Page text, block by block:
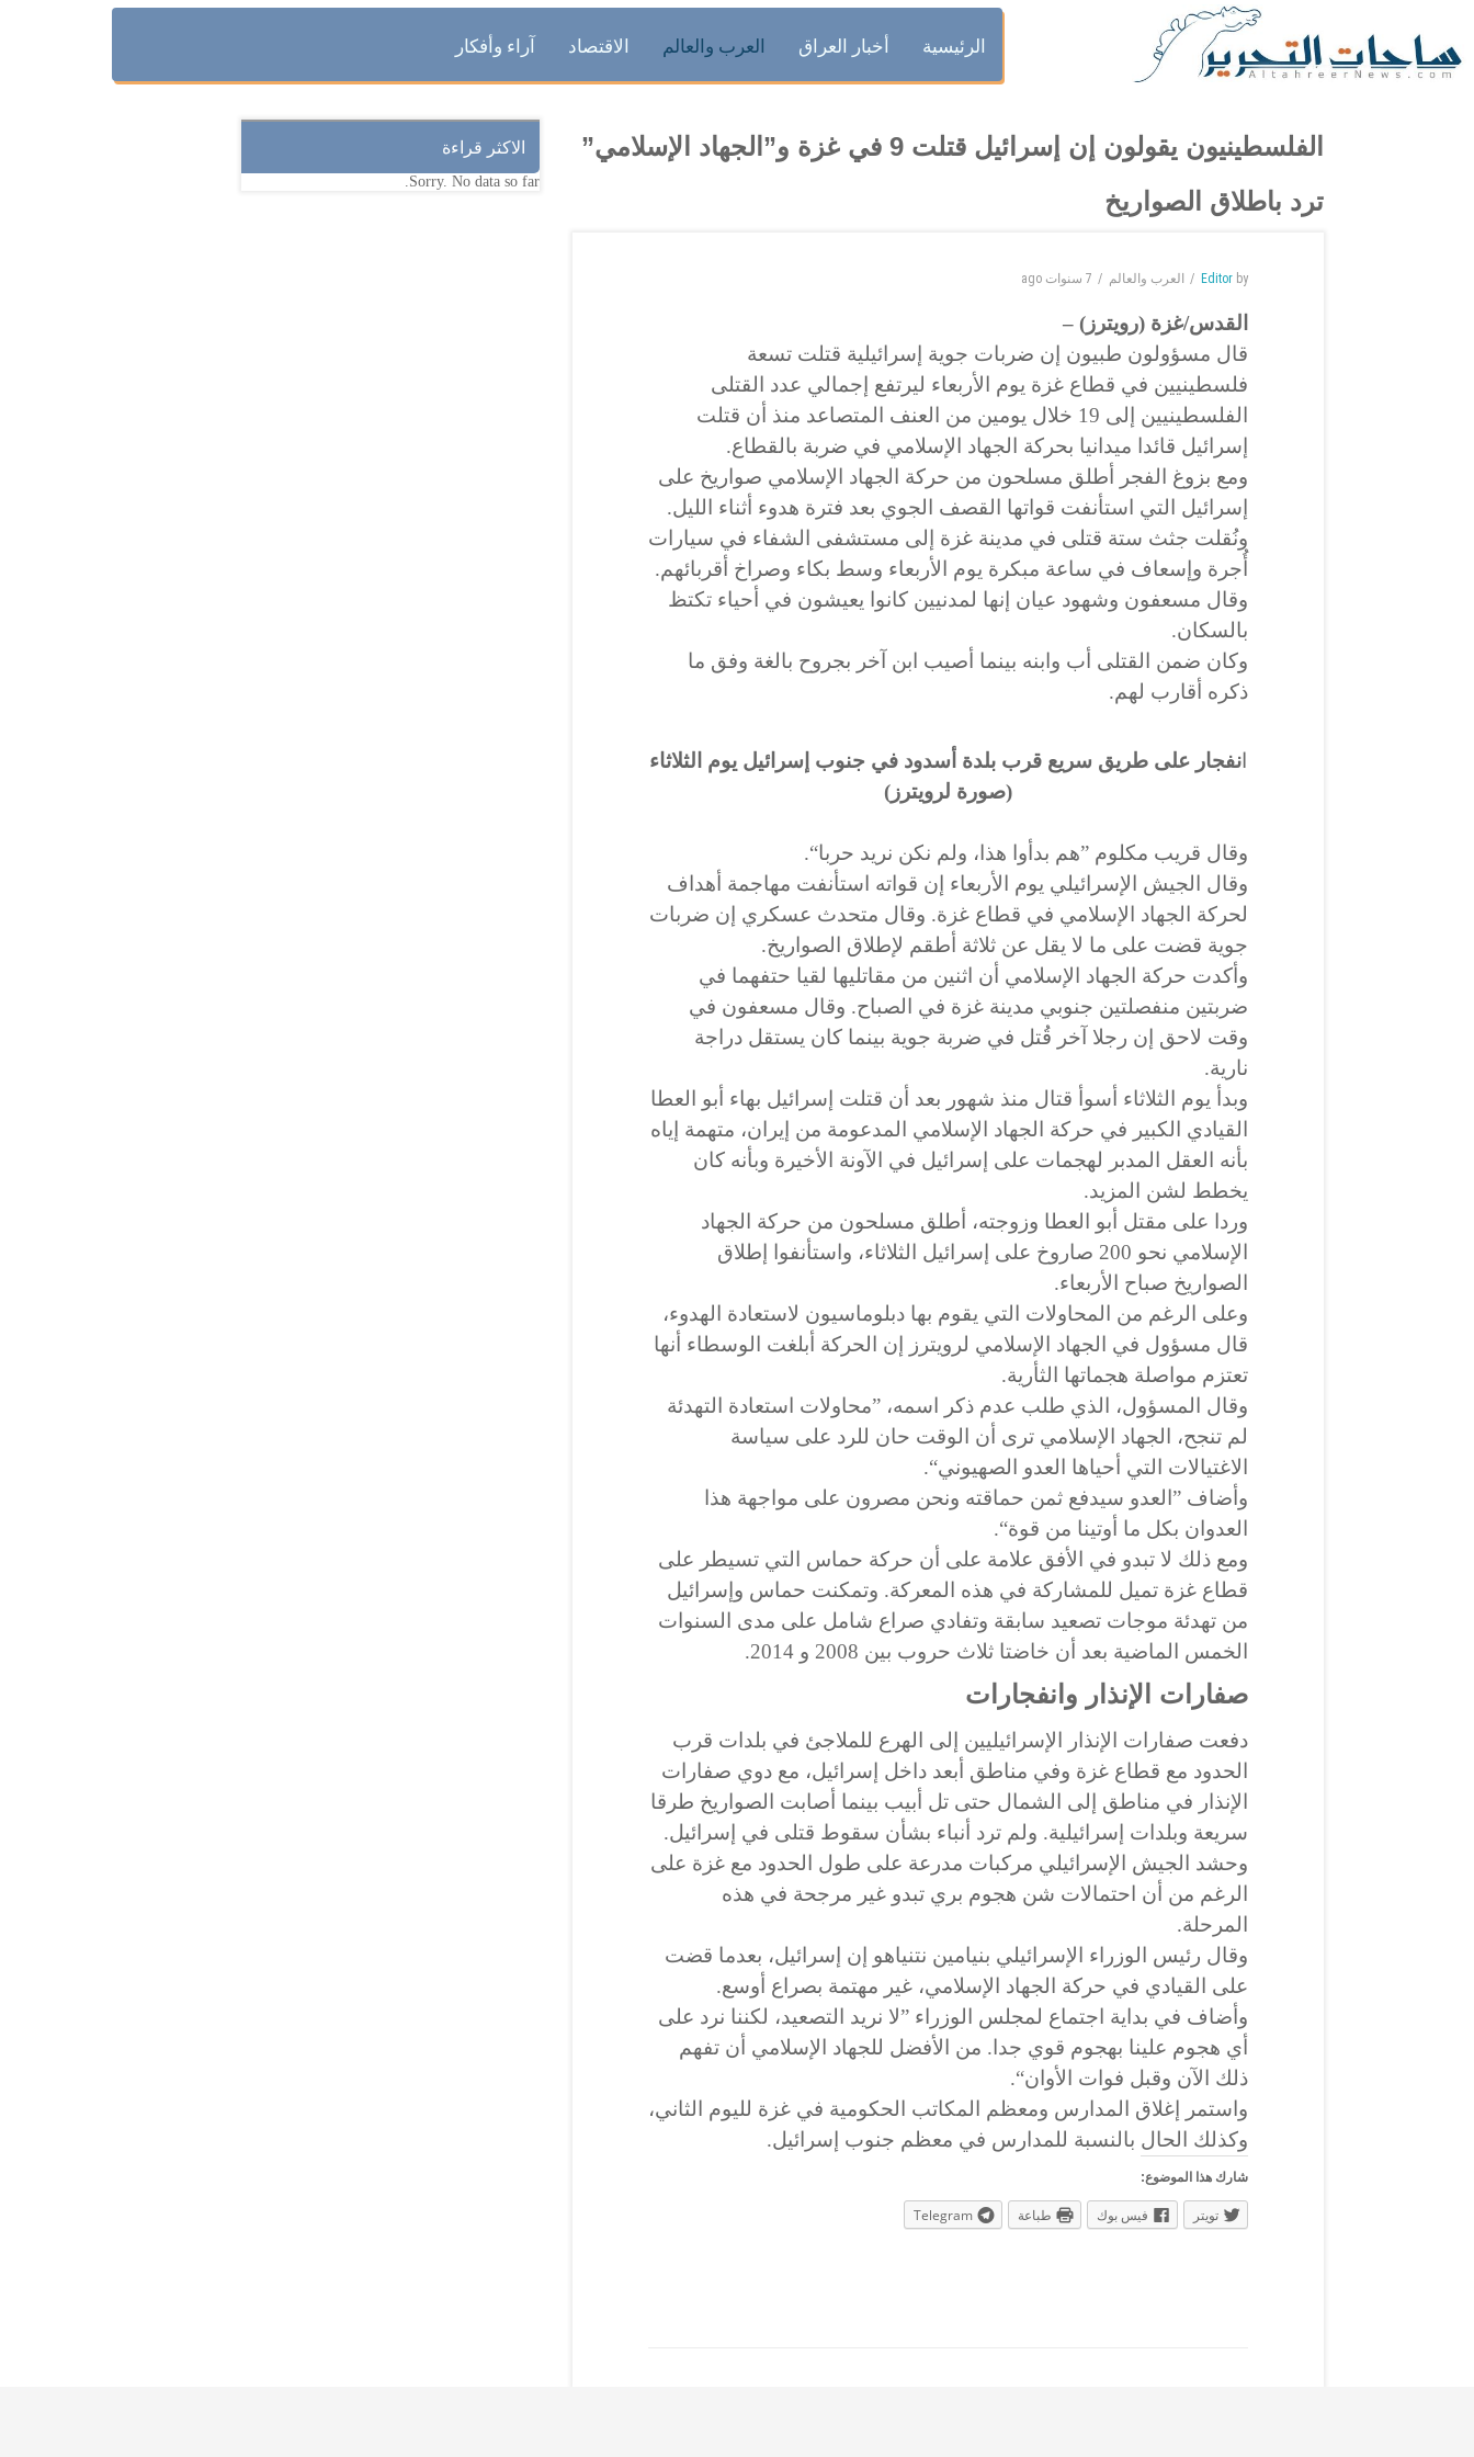
الرئيسية أخبار العراق العرب والعالم الاقتصاد آراء وأفكار
الفلسطينيون يقولون إن إسرائيل قتلت 9 في غزة و”الجهاد الإسلامي”
ترد باطلاق الصواريخ
by
Editor العرب والعالم 7 سنوات ago
القدس/غزة (رويترز) –
قال مسؤولون طبيون إن ضربات جوية إسرائيلية قتلت تسعة
فلسطينيين في قطاع غزة يوم الأربعاء ليرتفع إجمالي عدد القتلى
الفلسطينيين إلى 19 خلال يومين من العنف المتصاعد منذ أن قتلت
إسرائيل قائدا ميدانيا بحركة الجهاد الإسلامي في ضربة بالقطاع.
ومع بزوغ الفجر أطلق مسلحون من حركة الجهاد الإسلامي صواريخ على
إسرائيل التي استأنفت قواتها القصف الجوي بعد فترة هدوء أثناء الليل.
ونُقلت جثث ستة قتلى في مدينة غزة إلى مستشفى الشفاء في سيارات
أُجرة وإسعاف في ساعة مبكرة يوم الأربعاء وسط بكاء وصراخ أقربائهم.
وقال مسعفون وشهود عيان إنها لمدنيين كانوا يعيشون في أحياء تكتظ
بالسكان.
وكان ضمن القتلى أب وابنه بينما أصيب ابن آخر بجروح بالغة وفق ما
ذكره أقارب لهم.
انفجار على طريق سريع قرب بلدة أسدود في جنوب إسرائيل يوم الثلاثاء
(صورة لرويترز)
وقال قريب مكلوم ”هم بدأوا هذا، ولم نكن نريد حربا“.
وقال الجيش الإسرائيلي يوم الأربعاء إن قواته استأنفت مهاجمة أهداف
لحركة الجهاد الإسلامي في قطاع غزة. وقال متحدث عسكري إن ضربات
جوية قضت على ما لا يقل عن ثلاثة أطقم لإطلاق الصواريخ.
وأكدت حركة الجهاد الإسلامي أن اثنين من مقاتليها لقيا حتفهما في
ضربتين منفصلتين جنوبي مدينة غزة في الصباح. وقال مسعفون في
وقت لاحق إن رجلا آخر قُتل في ضربة جوية بينما كان يستقل دراجة
نارية.
وبدأ يوم الثلاثاء أسوأ قتال منذ شهور بعد أن قتلت إسرائيل بهاء أبو العطا
القيادي الكبير في حركة الجهاد الإسلامي المدعومة من إيران، متهمة إياه
بأنه العقل المدبر لهجمات على إسرائيل في الآونة الأخيرة وبأنه كان
يخطط لشن المزيد.
وردا على مقتل أبو العطا وزوجته، أطلق مسلحون من حركة الجهاد
الإسلامي نحو 200 صاروخ على إسرائيل الثلاثاء، واستأنفوا إطلاق
الصواريخ صباح الأربعاء.
وعلى الرغم من المحاولات التي يقوم بها دبلوماسيون لاستعادة الهدوء،
قال مسؤول في الجهاد الإسلامي لرويترز إن الحركة أبلغت الوسطاء أنها
تعتزم مواصلة هجماتها الثأرية.
وقال المسؤول، الذي طلب عدم ذكر اسمه، ”محاولات استعادة التهدئة
لم تنجح، الجهاد الإسلامي ترى أن الوقت حان للرد على سياسة
الاغتيالات التي أحياها العدو الصهيوني“.
وأضاف ”العدو سيدفع ثمن حماقته ونحن مصرون على مواجهة هذا
العدوان بكل ما أوتينا من قوة“.
ومع ذلك لا تبدو في الأفق علامة على أن حركة حماس التي تسيطر على
قطاع غزة تميل للمشاركة في هذه المعركة. وتمكنت حماس وإسرائيل
من تهدئة موجات تصعيد سابقة وتفادي صراع شامل على مدى السنوات
الخمس الماضية بعد أن خاضتا ثلاث حروب بين 2008 و 2014.
صفارات الإنذار وانفجارات
دفعت صفارات الإنذار الإسرائيليين إلى الهرع للملاجئ في بلدات قرب
الحدود مع قطاع غزة وفي مناطق أبعد داخل إسرائيل، مع دوي صفارات
الإنذار في مناطق إلى الشمال حتى تل أبيب بينما أصابت الصواريخ طرقا
سريعة وبلدات إسرائيلية. ولم ترد أنباء بشأن سقوط قتلى في إسرائيل.
وحشد الجيش الإسرائيلي مركبات مدرعة على طول الحدود مع غزة على
الرغم من أن احتمالات شن هجوم بري تبدو غير مرجحة في هذه
المرحلة.
وقال رئيس الوزراء الإسرائيلي بنيامين نتنياهو إن إسرائيل، بعدما قضت
على القيادي في حركة الجهاد الإسلامي، غير مهتمة بصراع أوسع.
وأضاف في بداية اجتماع لمجلس الوزراء ”لا نريد التصعيد، لكننا نرد على
أي هجوم علينا بهجوم قوي جدا. من الأفضل للجهاد الإسلامي أن تفهم
ذلك الآن وقبل فوات الأوان“.
واستمر إغلاق المدارس ومعظم المكاتب الحكومية في غزة لليوم الثاني،
وكذلك الحال بالنسبة للمدارس في معظم جنوب إسرائيل.
شارك هذا الموضوع:
تويتر فيس بوك طباعة Telegram
الاكثر قراءة
Sorry. No data so far.